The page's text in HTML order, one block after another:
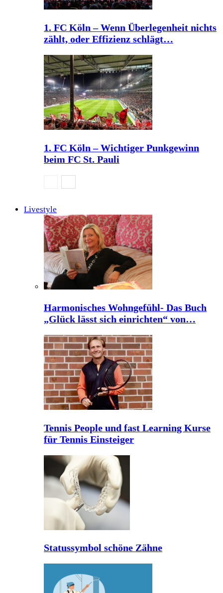
1. FC Köln – Wenn Überlegenheit nichts
zählt, oder Effizienz schlägt…
1. FC Köln – Wichtiger Punkgewinn
beim FC St. Pauli
Livestyle
Harmonisches Wohngefühl- Das Buch
„Glück lässt sich einrichten“ von…
Tennis People und fast Learning Kurse
für Tennis Einsteiger
Statussymbol schöne Zähne